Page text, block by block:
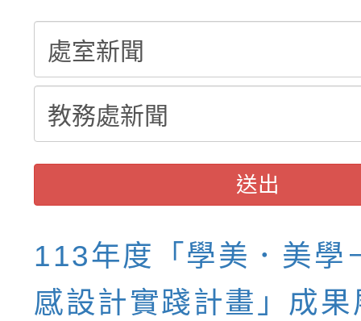
結果(第11招)
學年度第1學期第9次代
結果(第3招)
送出
113年度「學美．美學
感設計實踐計畫」成果